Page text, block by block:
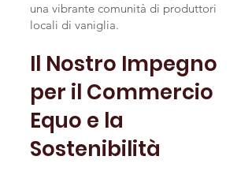
una vibrante comunità di produttori
locali di vaniglia.
Il Nostro Impegno
per il Commercio
Equo e la
Sostenibilità